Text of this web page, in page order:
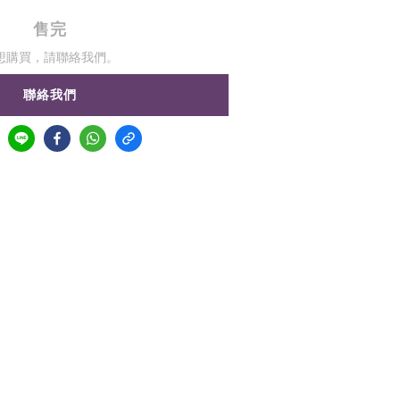
售完
購買，請聯絡我們。
聯絡我們